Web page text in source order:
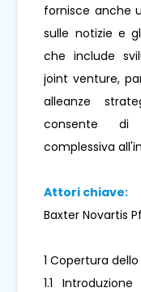
fornisce anche
sulle notizie e
che include
joint venture,
alleanze
consente di
complessiva
Attori chiave:
Baxter Novartis
1 Copertura
1.1